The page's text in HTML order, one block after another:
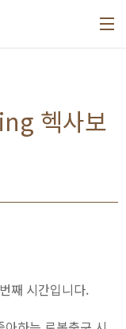
헥사보
째 시간입니다.